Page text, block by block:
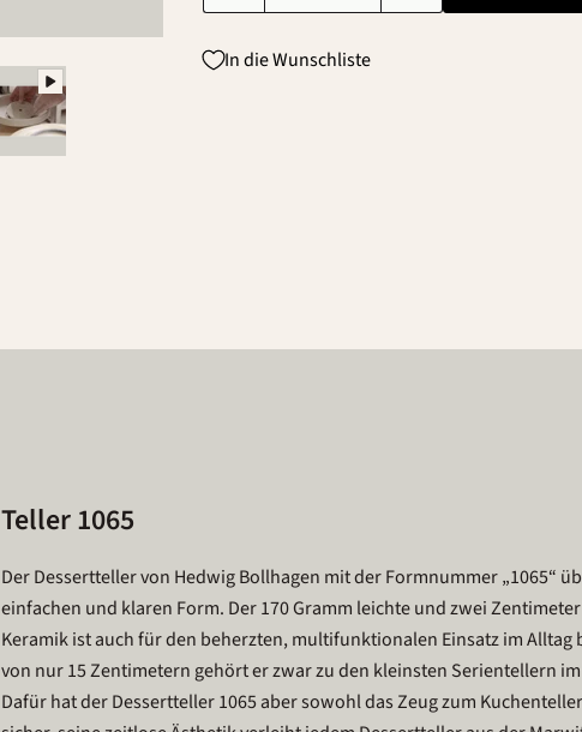
In die Wunschliste
Teller 1065
Der Dessertteller von Hedwig Bollhagen mit der Formnummer „1065“
einfachen und klaren Form. Der 170 Gramm leichte und zwei
Keramik ist auch für den beherzten, multifunktionalen Einsatz im Alltag
von nur 15 Zentimetern gehört er zwar zu den kleinsten Serientellern
Dafür hat der Dessertteller 1065 aber sowohl das Zeug zum